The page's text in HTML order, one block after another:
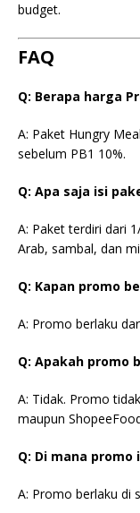
budget.
FAQ
Q: Berapa harga
A: Paket Hungry
sebelum PB1 10%.
Q: Apa saja isi
A: Paket terdiri dari
Arab, sambal, dan
Q: Kapan promo
A: Promo berlaku
Q: Apakah promo
A: Tidak. Promo
maupun
Q: Di mana
A: Promo berlaku di